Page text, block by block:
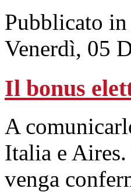
Pubblicato in
Venerdì, 05
Il bonus
A
Italia e
venga